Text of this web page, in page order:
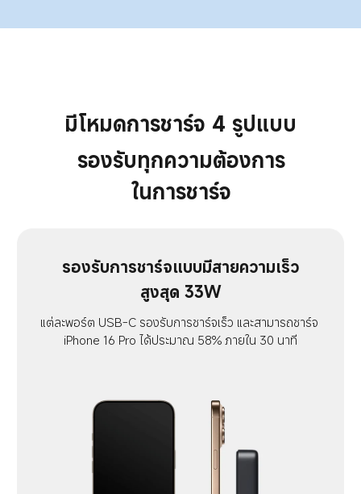
มีโหมดการชาร์จ 4 รูปแบบ
รองรับทุกความต้องการ
ในการชาร์จ
รองรับการชาร์จแบบมีสายความเร็ว
สูงสุด 33W
แต่ละพอร์ต USB-C รองรับการชาร์จเร็ว และสามารถชาร์จ
iPhone 16 Pro ได้ประมาณ 58% ภายใน 30 นาที